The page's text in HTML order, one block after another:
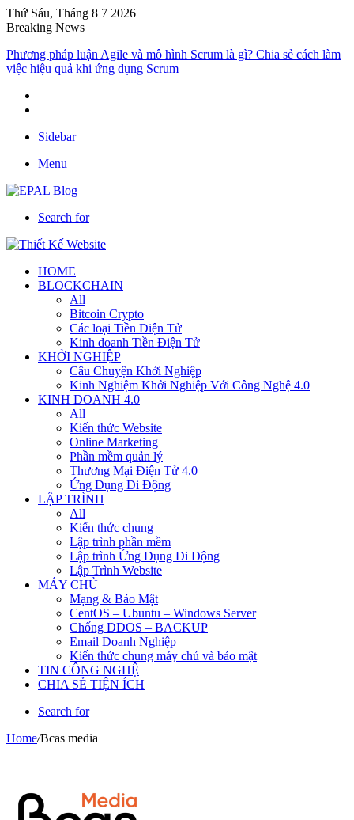
Thứ Sáu, Tháng 8 7 2026
Breaking News
Phương pháp luận Agile và mô hình Scrum là gì? Chia sẻ cách làm
việc hiệu quả khi ứng dụng Scrum
Sidebar
Menu
Search for
HOME
BLOCKCHAIN
All
Bitcoin Crypto
Các loại Tiền Điện Tử
Kinh doanh Tiền Điện Tử
KHỞI NGHIỆP
Câu Chuyện Khởi Nghiệp
Kinh Nghiệm Khởi Nghiệp Với Công Nghệ 4.0
KINH DOANH 4.0
All
Kiến thức Website
Online Marketing
Phần mềm quản lý
Thương Mại Điện Tử 4.0
Ứng Dụng Di Động
LẬP TRÌNH
All
Kiến thức chung
Lập trình phần mềm
Lập trình Ứng Dụng Di Động
Lập Trình Website
MÁY CHỦ
Mạng & Bảo Mật
CentOS – Ubuntu – Windows Server
Chống DDOS – BACKUP
Email Doanh Nghiệp
Kiến thức chung máy chủ và bảo mật
TIN CÔNG NGHỆ
CHIA SẺ TIỆN ÍCH
Search for
Home/Bcas media